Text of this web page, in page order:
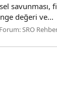
değeri ve...
Forum: SRO